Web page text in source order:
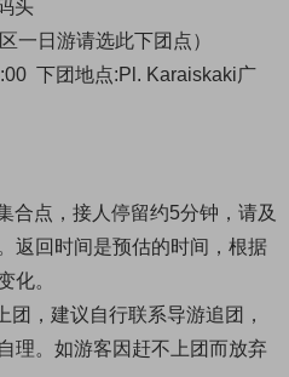
头
一日游请选此下团点）
下团地点:Pl. Karaiskaki广
合点，接人停留约5分钟，请及
返回时间是预估的时间，根据
化。
，建议自行联系导游追团，
理。如游客因赶不上团而放弃